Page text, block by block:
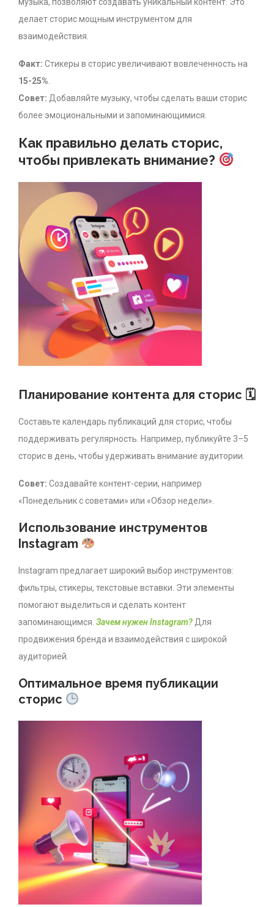
делает сторис мощным инструментом для
взаимодействия.
Факт: Стикеры в сторис увеличивают вовлеченность на
15-25%
Совет: Добавляйте музыку, чтобы сделать ваши сторис
более эмоциональными и запоминающимися.
Как правильно делать сторис,
чтобы привлекать внимание?
Планирование контента для сторис 🗓
Составьте календарь публикаций для сторис, чтобы
поддерживать регулярность. Например, публикуйте 3–5
сторис в день, чтобы удерживать внимание аудитории.
Совет: Создавайте контент-серии, например
«Понедельник с советами» или «Обзор недели».
Использование инструментов
Instagram
Instagram предлагает широкий выбор инструментов:
фильтры, стикеры, текстовые вставки. Эти элементы
помогают выделиться и сделать контент
запоминающимся. Зачем нужен Instagram? Для
продвижения бренда и взаимодействия с широкой
аудиторией.
Оптимальное время публикации
сторис